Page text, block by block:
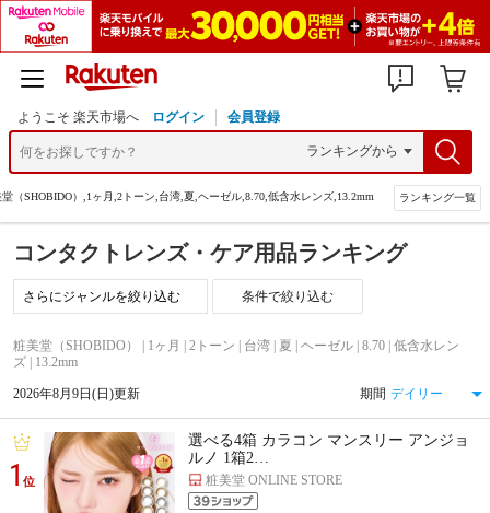
ようこそ 楽天市場へ ログイン 会員登録
（SHOBIDO）,1ヶ月,2トーン,台湾,夏,ヘーゼル,8.70,低含水レンズ,13.2mm ランキング一覧
コンタクトレンズ・ケア用品ランキング
条件で絞り込む
粧美堂（SHOBIDO） | 1ヶ月 | 2トーン | 台湾 | 夏 | ヘーゼル | 8.70 | 低含水レン
ズ | 13.2mm
2026年8月9日(日)更新 期間
1位
選べる4箱 カラコン マンスリー アンジョ
ルノ 1箱2…
粧美堂 ONLINE STORE